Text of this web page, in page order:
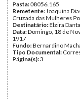
Pasta:08056.165
Remetente:Joaquina
Cruzada das Mulheres
Destinatário:Elzira
Data:Domingo, 18 de
1917
Fundo:Bernardino
Tipo Documental:
Página(s):3